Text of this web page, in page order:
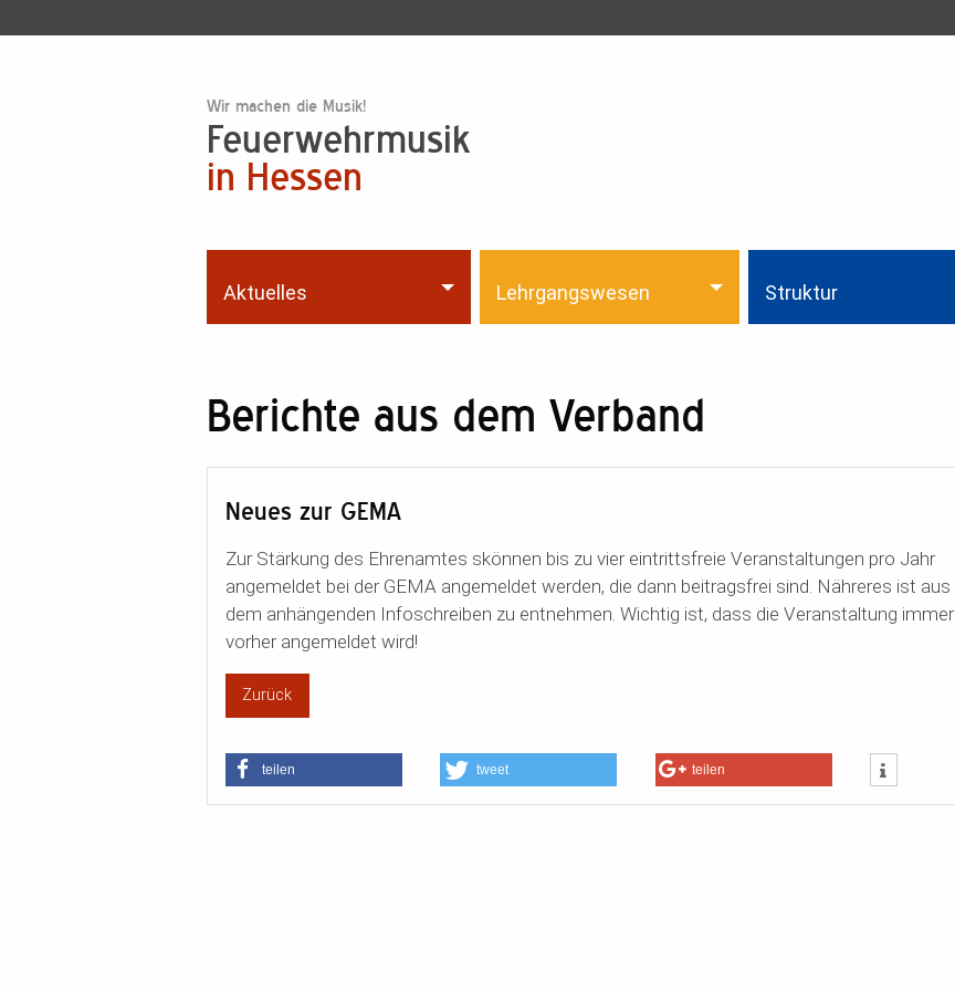
Wir machen die Musik!
Feuerwehrmusik
in Hessen
Aktuelles Lehrgangswesen Struktur
Berichte aus dem Verband
Neues zur GEMA
Zur Stärkung des Ehrenamtes skönnen bis zu vier eintrittsfreie Veranstaltungen pro Jahr
angemeldet bei der GEMA angemeldet werden, die dann beitragsfrei sind. Nähreres ist aus
dem anhängenden Infoschreiben zu entnehmen. Wichtig ist, dass die Veranstaltung immer
vorher angemeldet wird!
Zurück
teilen tweet teilen